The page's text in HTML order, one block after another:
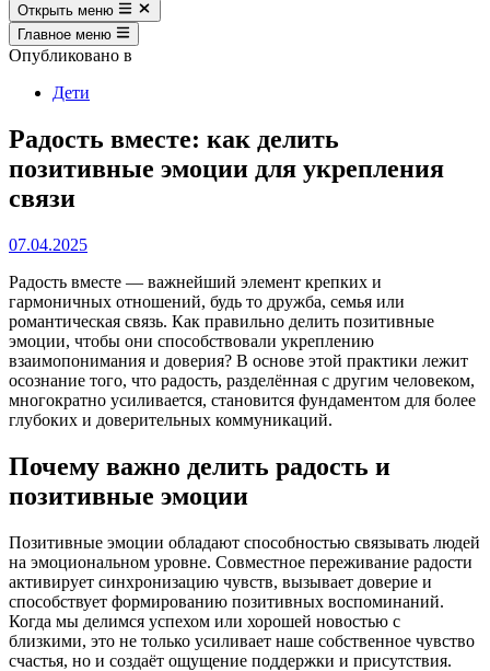
Открыть меню
Главное меню
Опубликовано в
Дети
Радость вместе: как делить
позитивные эмоции для укрепления
связи
07.04.2025
Радость вместе — важнейший элемент крепких и
гармоничных отношений, будь то дружба, семья или
романтическая связь. Как правильно делить позитивные
эмоции, чтобы они способствовали укреплению
взаимопонимания и доверия? В основе этой практики лежит
осознание того, что радость, разделённая с другим человеком,
многократно усиливается, становится фундаментом для более
глубоких и доверительных коммуникаций.
Почему важно делить радость и
позитивные эмоции
Позитивные эмоции обладают способностью связывать людей
на эмоциональном уровне. Совместное переживание радости
активирует синхронизацию чувств, вызывает доверие и
способствует формированию позитивных воспоминаний.
Когда мы делимся успехом или хорошей новостью с
близкими, это не только усиливает наше собственное чувство
счастья, но и создаёт ощущение поддержки и присутствия.